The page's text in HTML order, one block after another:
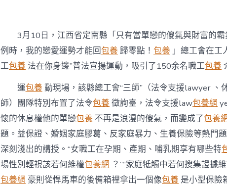
縣
總
台
包
養
網
站
比
較
工
會
展
開
“情
系
女
3月10日，江西省定南縣「只有當單戀的傻氣與財富的
例時，我的戀愛運勢才能回包養 歸零點！ 包養 」總工會在工
工包養 法在你身邊”普法宣揚運動，吸引了150余名職工包養
運包養 動現場，該縣總工會“三師”（法令支援lawyer 、
師）團隊特別布置了法令包養 徵詢臺，法令支援law包養網
懷的休息權他的單戀包養 不再是浪漫的傻氣，而變成了包養
題。益保證、婚姻家庭膠葛、反家庭暴力、生養保險等熱門
深刻淺出的講授。“女職工在孕期、產期、哺乳期享有哪些特
場性別輕視該若何維權包養網 ？”“家庭牴觸中若何搜集證據
包養網 豪則從悍馬車的後備箱裡拿出一個像包養 是小型保險